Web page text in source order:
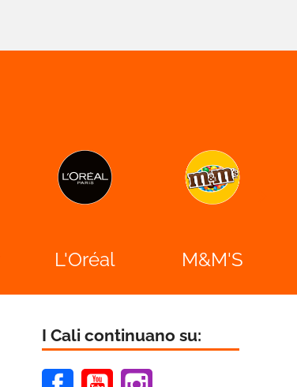
L'Oréal M&M'S
I Cali continuano su:
FacebookYoutube